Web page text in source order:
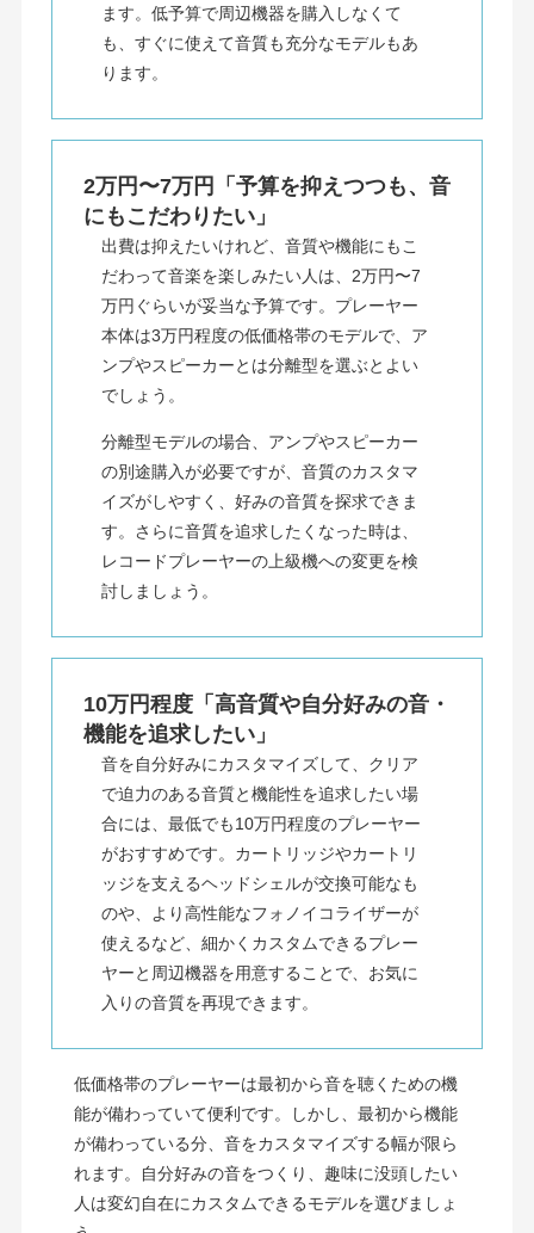
ます。低予算で周辺機器を購入しなくて
も、すぐに使えて音質も充分なモデルもあ
ります。
2万円〜7万円「予算を抑えつつも、音
にもこだわりたい」
出費は抑えたいけれど、音質や機能にもこ
だわって音楽を楽しみたい人は、2万円〜7
万円ぐらいが妥当な予算です。プレーヤー
本体は3万円程度の低価格帯のモデルで、ア
ンプやスピーカーとは分離型を選ぶとよい
でしょう。
分離型モデルの場合、アンプやスピーカー
の別途購入が必要ですが、音質のカスタマ
イズがしやすく、好みの音質を探求できま
す。さらに音質を追求したくなった時は、
レコードプレーヤーの上級機への変更を検
討しましょう。
10万円程度「高音質や自分好みの音・
機能を追求したい」
音を自分好みにカスタマイズして、クリア
で迫力のある音質と機能性を追求したい場
合には、最低でも10万円程度のプレーヤー
がおすすめです。カートリッジやカートリ
ッジを支えるヘッドシェルが交換可能なも
のや、より高性能なフォノイコライザーが
使えるなど、細かくカスタムできるプレー
ヤーと周辺機器を用意することで、お気に
入りの音質を再現できます。
低価格帯のプレーヤーは最初から音を聴くための機
能が備わっていて便利です。しかし、最初から機能
が備わっている分、音をカスタマイズする幅が限ら
れます。自分好みの音をつくり、趣味に没頭したい
人は変幻自在にカスタムできるモデルを選びましょ